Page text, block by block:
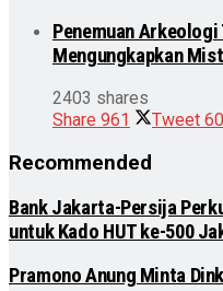
Penemuan
Mengungkapkan
2403 shares
Share 961 Tweet
Recommended
Bank Jakarta-Persija
untuk Kado HUT ke-500
Pramono Anung Minta